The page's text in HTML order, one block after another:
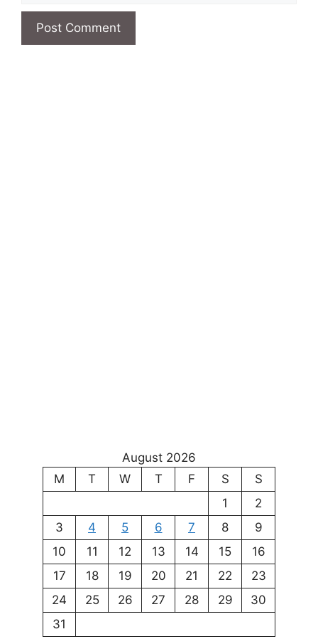
August 2026
M
T W T F S
S
1
2
3
4 5 6 7 8
9
10
11 12 13 14 15
16
17
18 19 20 21 22
23
24
25 26 27 28 29
30
31